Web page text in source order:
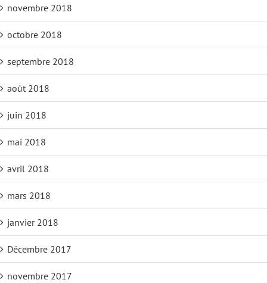
novembre 2018
octobre 2018
septembre 2018
août 2018
juin 2018
mai 2018
avril 2018
mars 2018
janvier 2018
Décembre 2017
novembre 2017